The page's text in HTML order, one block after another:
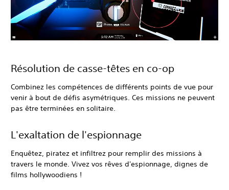
Résolution de casse-têtes en co-op
Combinez les compétences de différents points de vue pour
venir à bout de défis asymétriques. Ces missions ne peuvent
pas être terminées en solitaire.
L'exaltation de l'espionnage
Enquêtez, piratez et infiltrez pour remplir des missions à
travers le monde. Vivez vos rêves d'espionnage, dignes de
films hollywoodiens !